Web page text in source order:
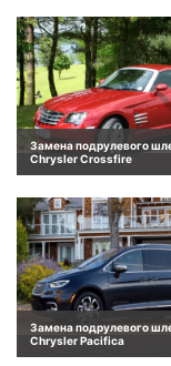
Замена подрулевого
Chrysler Crossfire
Замена подрулевого
Chrysler Pacifica